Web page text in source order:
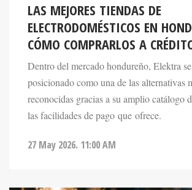
LAS MEJORES TIENDAS DE
ELECTRODOMÉSTICOS EN
CÓMO COMPRARLOS A
Dentro del mercado hondureño, Elektra
posicionado como una de las alternativas
reconocidas gracias a su amplio catálogo
las facilidades de pago que ofrece.
27 May 2026. 11:00 AM